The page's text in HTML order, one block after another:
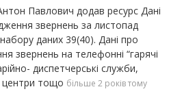
Павлович додав ресурс Дані
звернень за листопад
даних 39(40). Дані про
звернень на телефонні “гарячі
диспетчерські служби,
центри тощо більше 2 років тому